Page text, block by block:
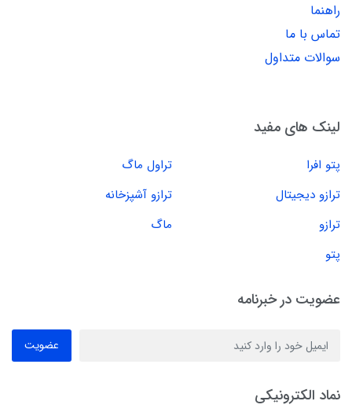
راهنما
تماس با ما
سوالات متداول
لینک های مفید
پتو افرا
تراول ماگ
ترازو دیجیتال
ترازو آشپزخانه
ترازو
ماگ
پتو
عضویت در خبرنامه
عضویت
نماد الکترونیکی